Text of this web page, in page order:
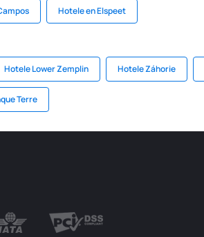
Hotele en Elspeet
Hotele Lower Zemplin Hotele Záhorie
Terre